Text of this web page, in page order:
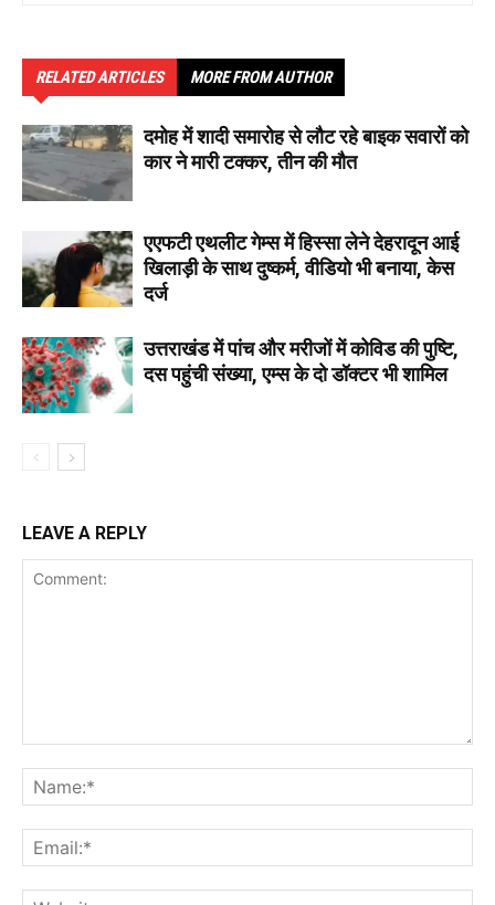
RELATED ARTICLES MORE FROM AUTHOR
दमोह में शादी समारोह से लौट रहे बाइक सवारों को
कार ने मारी टक्कर, तीन की मौत
एएफटी एथलीट गेम्स में हिस्सा लेने देहरादून आई
खिलाड़ी के साथ दुष्कर्म, वीडियो भी बनाया, केस
दर्ज
उत्तराखंड में पांच और मरीजों में कोविड की पुष्टि,
दस पहुंची संख्या, एम्स के दो डॉक्टर भी शामिल
LEAVE A REPLY